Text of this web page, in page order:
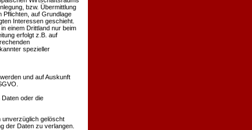
bzw. Übermittlung
Pflichten, auf Grundlage
Interessen geschieht.
einem Drittland nur beim
erfolgt z.B. auf
spezieller
und auf Auskunft
oder die
unverzüglich gelöscht
der Daten zu verlangen.